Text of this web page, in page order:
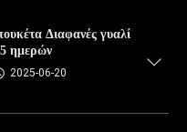
Διαφανές γυαλί
ημερών
2025-06-20